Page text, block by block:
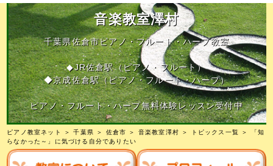
音楽教室澤村
千葉県佐倉市ピアノ・フルート・ハープ教室
◆JR佐倉駅（ピアノ・フルート）
◆京成佐倉駅（ピアノ・フルート・ハープ）
ピアノ・フルート・ハープ無料体験レッスン受付中
ピアノ教室ネット ＞千葉県 ＞ 佐倉市 ＞ 音楽教室澤村 ＞ トピックス一覧 ＞ 「知
らなかった～」に気づける自分でありたい